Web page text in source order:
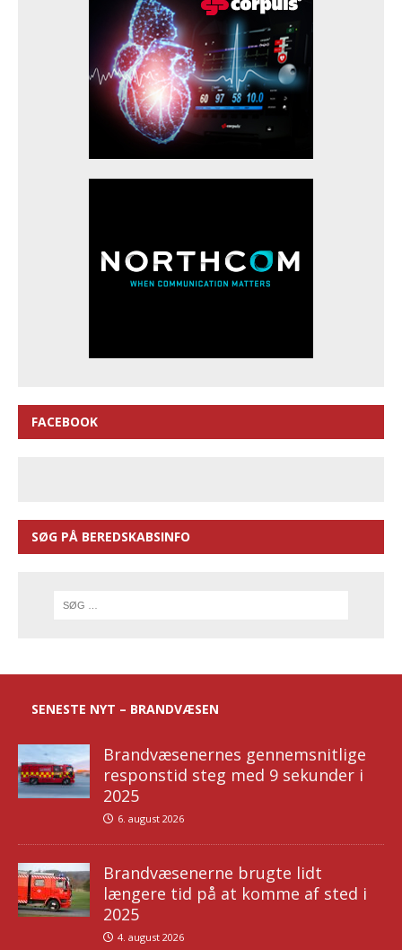
FACEBOOK
SØG PÅ BEREDSKABSINFO
SENESTE NYT – BRANDVÆSEN
Brandvæsenernes gennemsnitlige
responstid steg med 9 sekunder i
2025
6. august 2026
Brandvæsenerne brugte lidt
længere tid på at komme af sted i
2025
4. august 2026